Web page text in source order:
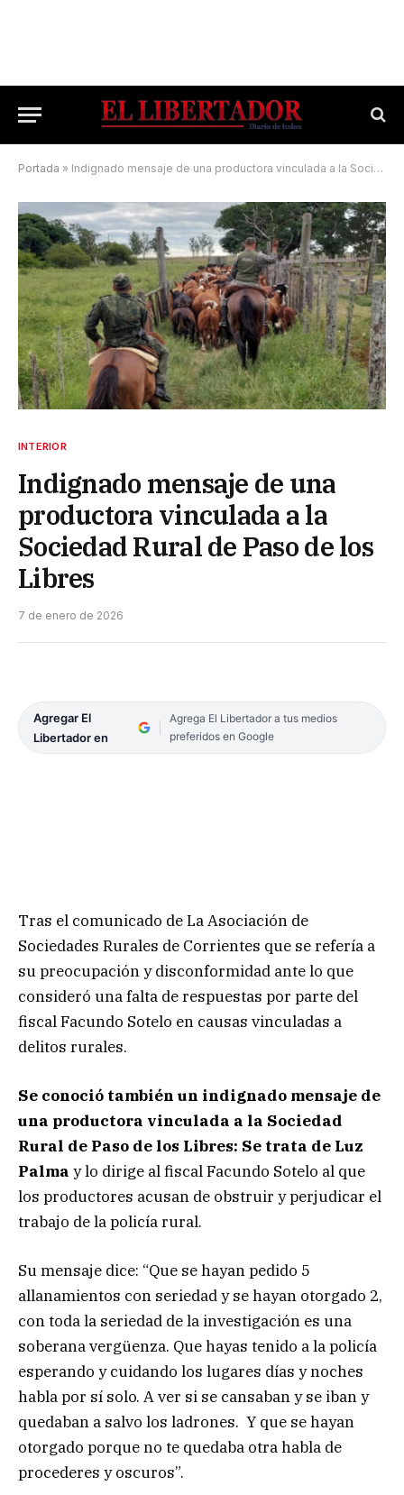
Portada » Indignado mensaje de una productora vinculada a la Sociedad Rural de Paso de los Libres
INTERIOR
Indignado mensaje de una
productora vinculada a la
Sociedad Rural de Paso de los
Libres
7 de enero de 2026
Agregar El
Libertador en
Agrega El Libertador a tus medios
preferidos en Google
Tras el comunicado de La Asociación de
Sociedades Rurales de Corrientes que se refería a
su preocupación y disconformidad ante lo que
consideró una falta de respuestas por parte del
fiscal Facundo Sotelo en causas vinculadas a
delitos rurales.
Se conoció también un indignado mensaje de
una productora vinculada a la Sociedad
Rural de Paso de los Libres: Se trata de Luz
Palma y lo dirige al fiscal Facundo Sotelo al que
los productores acusan de obstruir y perjudicar el
trabajo de la policía rural.
Su mensaje dice: “Que se hayan pedido 5
allanamientos con seriedad y se hayan otorgado 2,
con toda la seriedad de la investigación es una
soberana vergüenza. Que hayas tenido a la policía
esperando y cuidando los lugares días y noches
habla por sí solo. A ver si se cansaban y se iban y
quedaban a salvo los ladrones. Y que se hayan
otorgado porque no te quedaba otra habla de
procederes y oscuros”.